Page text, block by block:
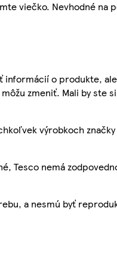
viečko. Nevhodné
informácií o produkte,
zmeniť. Mali by
výrobkoch
Tesco nemá
a nesmú byť